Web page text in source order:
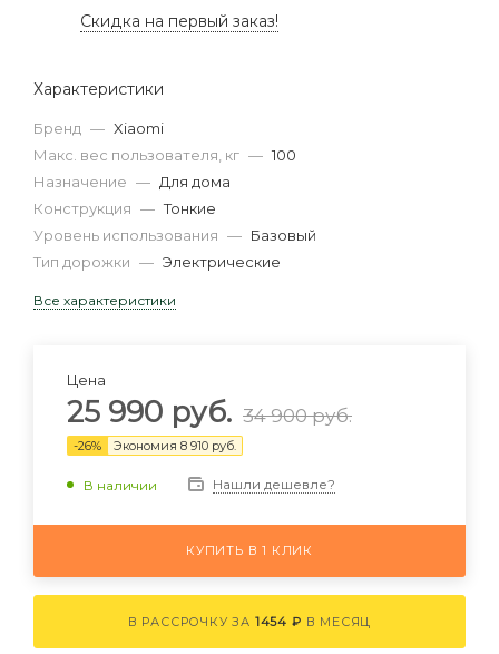
Скидка на первый заказ!
Характеристики
Бренд — Xiaomi
Макс. вес пользователя, кг — 100
Назначение — Для дома
Конструкция — Тонкие
Уровень использования — Базовый
Тип дорожки — Электрические
Все характеристики
Цена
25 990 руб. 34 900руб.
-26% Экономия 8 910 руб.
В наличии Нашли дешевле?
КУПИТЬ В 1 КЛИК
В РАССРОЧКУ ЗА 1454 ₽ В МЕСЯЦ